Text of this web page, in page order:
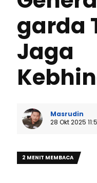
garda
Jaga
Masrudin
28 Okt 2025
2 MENIT MEMBACA